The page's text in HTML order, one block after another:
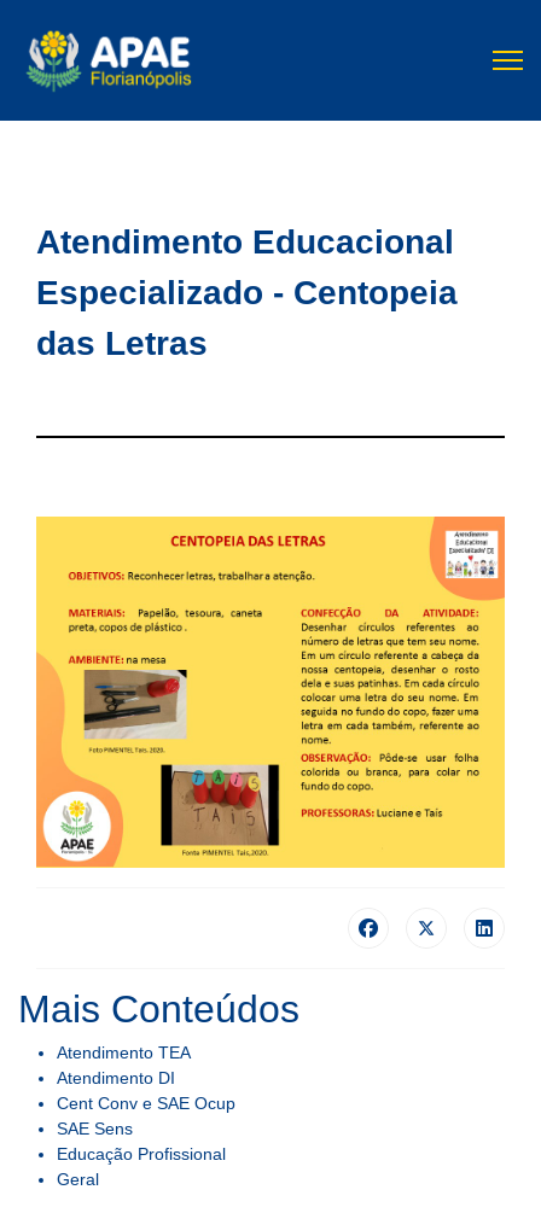
Atendimento Educacional
Especializado - Centopeia
das Letras
Mais Conteúdos
Atendimento TEA
Atendimento DI
Cent Conv e SAE Ocup
SAE Sens
Educação Profissional
Geral